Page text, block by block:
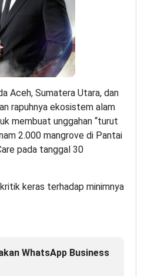
Aceh, Sumatera Utara, dan
rapuhnya ekosistem alam
membuat unggahan “turut
2.000 mangrove di Pantai
pada tanggal 30
keras terhadap minimnya
WhatsApp Business